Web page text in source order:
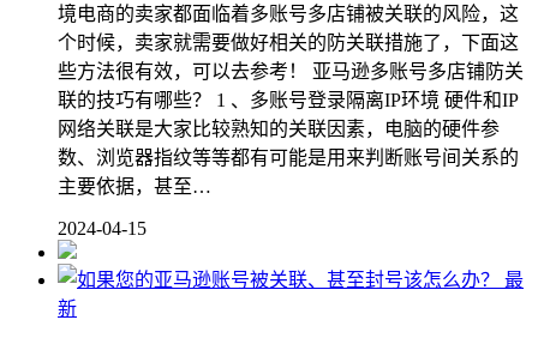
境电商的卖家都面临着多账号多店铺被关联的风险，这
个时候，卖家就需要做好相关的防关联措施了，下面这
些方法很有效，可以去参考！ 亚马逊多账号多店铺防关
联的技巧有哪些？ 1 、多账号登录隔离IP环境 硬件和IP
网络关联是大家比较熟知的关联因素，电脑的硬件参
数、浏览器指纹等等都有可能是用来判断账号间关系的
主要依据，甚至…
2024-04-15
最
新